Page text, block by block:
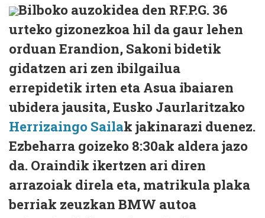
Bilboko auzokidea den RF.P.G. 36
urteko gizonezkoa hil da gaur lehen
orduan Erandion, Sakoni bidetik
gidatzen ari zen ibilgailua
errepidetik irten eta Asua ibaiaren
ubidera jausita, Eusko Jaurlaritzako
Herrizaingo Sailak jakinarazi duenez.
Ezbeharra goizeko 8:30ak aldera jazo
da. Oraindik ikertzen ari diren
arrazoiak direla eta, matrikula plaka
berriak zeuzkan BMW autoa